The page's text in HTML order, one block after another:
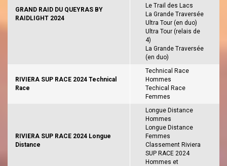
GRAND RAID DU QUEYRAS BY
RAIDLIGHT 2024
Le Trail des Lacs
La Grande Traversée
Ultra Tour (en duo)
Ultra Tour (relais de
4)
La Grande Traversée
(en duo)
RIVIERA SUP RACE 2024 Technical
Race
Technical Race
Hommes
Techical Race
Femmes
RIVIERA SUP RACE 2024 Longue
Distance
Longue Distance
Hommes
Longue Distance
Femmes
Classement Riviera
SUP RACE 2024
Hommes et